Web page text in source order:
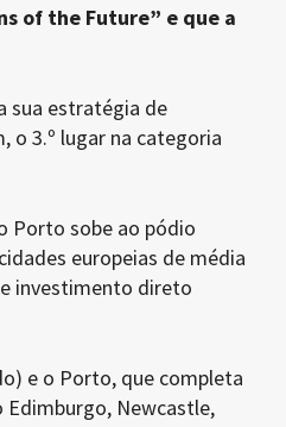
of the Future” e que a
sua estratégia de
o 3.º lugar na categoria
Porto sobe ao pódio
europeias de média
investimento direto
e o Porto, que completa
Newcastle,